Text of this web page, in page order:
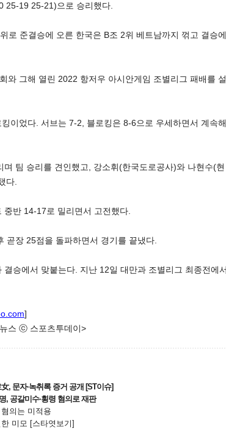
25-19 25-21)으로 승리했다.
로 준결승에 오른 한국은 B조 2위 베트남까지 꺾고 결승에
와 그해 열린 2022 항저우 아시안게임 조별리그 패배를 설
이었다. 서브는 7-2, 블로킹은 8-6으로 우세하면서 계속해
팀 승리를 견인했고, 강소휘(한국도로공사)와 나현수(현
다.
반 14-17로 밀리면서 고전했다.
곧장 25점을 돌파하면서 경기를 끝냈다.
승에서 맞붙는다. 지난 12일 대만과 조별리그 최종전에서
]
스 ⓒ 스포츠투데이>
, 문자·녹취록 증거 공개 [ST이슈]
, 공갈미수·횡령 혐의로 재판
의는 미적용
미모 [스타엿보기]